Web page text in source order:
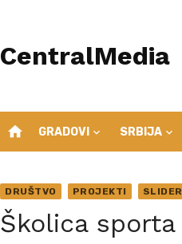
CentralMedia
home GRADOVI SRBIJA
DRUŠTVO PROJEKTI SLIDER
Školica